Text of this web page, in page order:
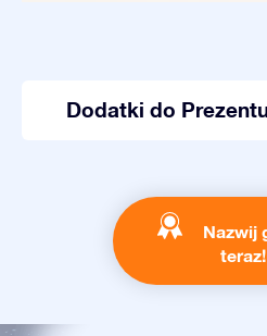
Dodatki do
Nazwij
teraz!